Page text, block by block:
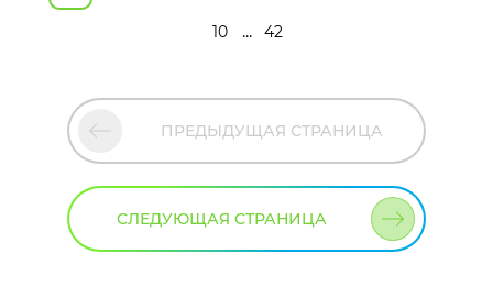
ПРЕДЫДУЩАЯ СТРАНИЦА
10 ... 42
СЛЕДУЮЩАЯ СТРАНИЦА